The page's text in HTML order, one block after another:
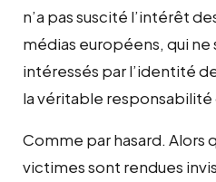
n’a pas suscité l’intérêt
médias européens, qui
intéressés par l’identité
la véritable
Comme par hasard. Alors
victimes sont rendues